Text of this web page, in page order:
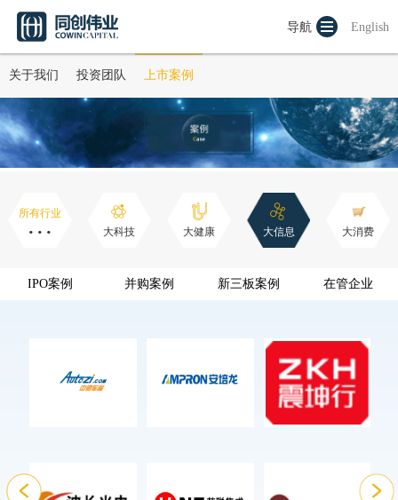
English
导航
关于我们 投资团队 上市案例
所有行业
··· 大科技 大健康 大信息 大消费
IPO案例 并购案例 新三板案例 在管企业